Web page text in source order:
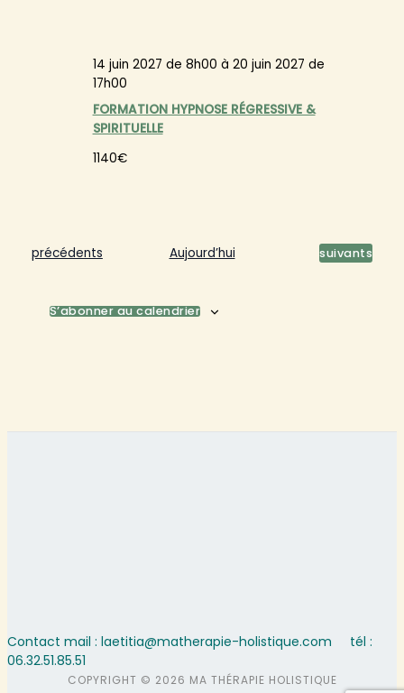
FORMATION HYPNOSE RÉGRESSIVE &
SPIRITUELLE
14 juin 2027 de 8h00 à 20 juin 2027 de
17h00
1140€
Évènements
précédents Aujourd’hui Évènements
suivants
S’abonner au calendrier
Contact mail : laetitia@matherapie-holistique.com tél :
06.32.51.85.51
COPYRIGHT © 2026 MA THÉRAPIE HOLISTIQUE